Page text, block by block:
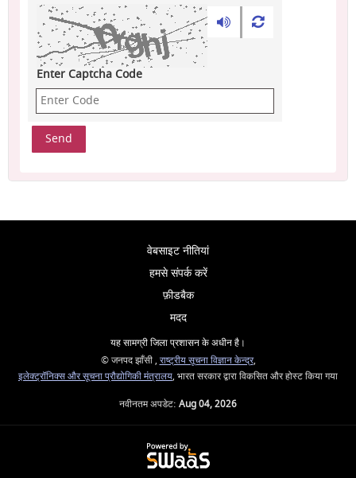
Enter Captcha Code
वेबसाइट नीतियां
हमसे संपर्क करें
फ़ीडबैक
मदद
यह सामग्री जिला प्रशासन के अधीन है।
© जनपद झाँसी , राष्ट्रीय सूचना विज्ञान केन्द्र,
इलेक्ट्रॉनिक्स और सूचना प्रौद्योगिकी मंत्रालय, भारत सरकार द्वारा विकसित और होस्ट किया गया
नवीनतम अपडेट: Aug 04, 2026